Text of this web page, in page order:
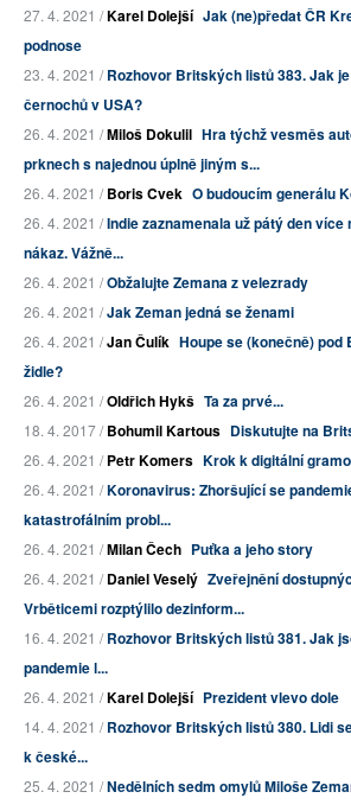
27. 4. 2021 /Karel Dolejší Jak (ne)předat ČR
podnose
23. 4. 2021 /Rozhovor Britských listů 383. Jak
černochů v USA?
26. 4. 2021 /Miloš Dokulil Hra týchž vesměs
prknech s najednou úplně jiným s...
26. 4. 2021 /Boris Cvek O budoucím generálu
26. 4. 2021 /Indie zaznamenala už pátý den více
nákaz. Vážně...
26. 4. 2021 /Obžalujte Zemana z velezrady
26. 4. 2021 /Jak Zeman jedná se ženami
26. 4. 2021 /Jan Čulík Houpe se (konečně)
židle?
26. 4. 2021 /Oldřich Hykš Ta za prvé...
18. 4. 2017 /Bohumil Kartous Diskutujte na
26. 4. 2021 /Petr Komers Krok k digitální
26. 4. 2021 /Koronavirus: Zhoršující se
katastrofálním probl...
26. 4. 2021 /Milan Čech Puťka a jeho story
26. 4. 2021 /Daniel Veselý Zveřejnění
Vrběticemi rozptýlilo dezinform...
16. 4. 2021 /Rozhovor Britských listů 381. Jak
pandemie l...
26. 4. 2021 /Karel Dolejší Prezident vlevo dole
14. 4. 2021 /Rozhovor Britských listů 380. Lidi
k české...
25. 4. 2021 /Nedělních sedm omylů Miloše